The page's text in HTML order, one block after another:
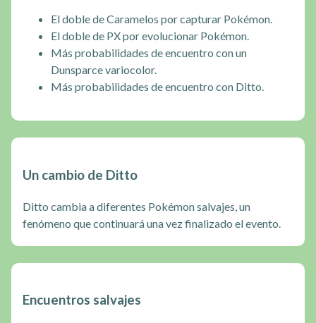
El doble de Caramelos por capturar Pokémon.
El doble de PX por evolucionar Pokémon.
Más probabilidades de encuentro con un
Dunsparce variocolor.
Más probabilidades de encuentro con Ditto.
Un cambio de Ditto
Ditto cambia a diferentes Pokémon salvajes, un
fenómeno que continuará una vez finalizado el evento.
Encuentros salvajes